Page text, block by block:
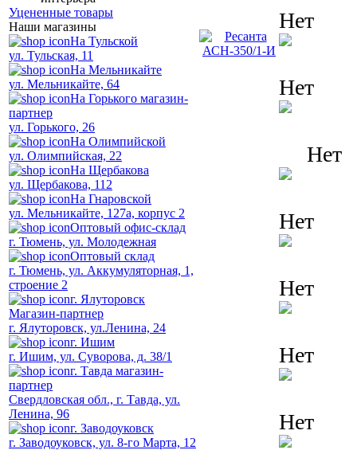
Уцененные товары
Наши магазины
На Тульской
ул. Тульская, 11
На Мельникайте
ул. Мельникайте, 64
На Горького магазин-
партнер
ул. Горького, 26
На Олимпийской
ул. Олимпийская, 22
На Щербакова
ул. Щербакова, 112
На Гнаровской
ул. Мельникайте, 127а, корпус 2
Оптовый офис-склад
г. Тюмень, ул. Молодежная
Оптовый склад
г. Тюмень, ул. Аккумуляторная, 1,
строение 2
г. Ялуторовск
Магазин-партнер
г. Ялуторовск, ул.Ленина, 24
г. Ишим
г. Ишим, ул. Суворова, д. 38/1
г. Тавда магазин-
партнер
Свердловская обл., г. Тавда, ул.
Ленина, 96
г. Заводоуковск
г. Заводоуковск, ул. 8-го Марта, 12
Нет
Нет
Нет
Нет
Нет
Нет
Нет